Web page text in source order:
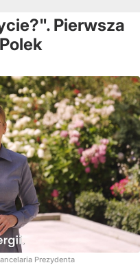
Pierwsza
Prezydenta